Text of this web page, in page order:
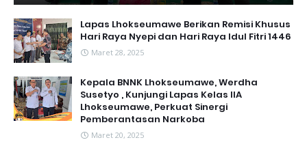
Lapas Lhokseumawe Berikan Remisi Khusus
Hari Raya Nyepi dan Hari Raya Idul Fitri 1446
Maret 28, 2025
Kepala BNNK Lhokseumawe, Werdha
Susetyo , Kunjungi Lapas Kelas IIA
Lhokseumawe, Perkuat Sinergi
Pemberantasan Narkoba
Maret 20, 2025